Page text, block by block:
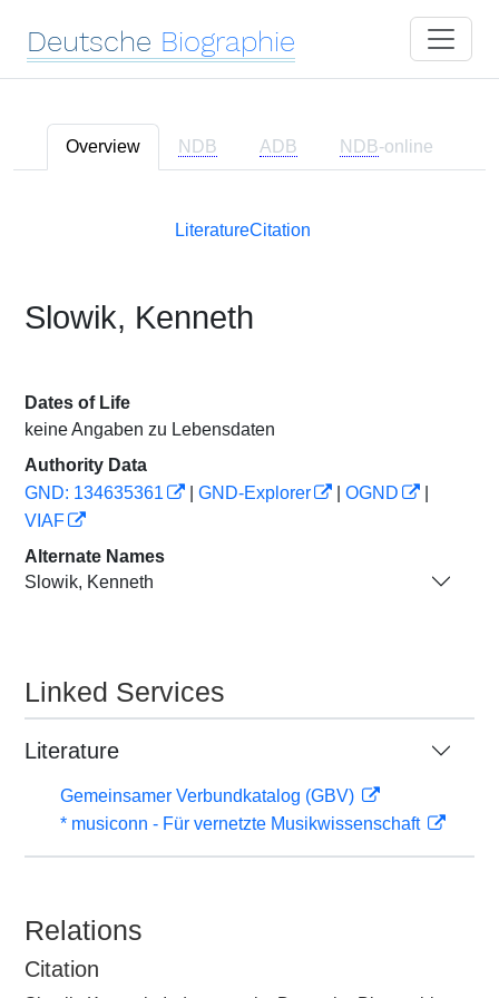
Deutsche Biographie
Overview NDB ADB NDB-online
LiteratureCitation
Slowik, Kenneth
Dates of Life
keine Angaben zu Lebensdaten
Authority Data
GND: 134635361
GND-Explorer OGND
VIAF
Alternate Names
Slowik, Kenneth
Linked Services
Literature
Gemeinsamer Verbundkatalog (GBV)
* musiconn - Für vernetzte Musikwissenschaft
Relations
Citation